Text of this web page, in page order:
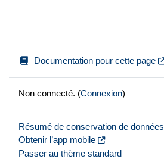
Documentation pour cette page
Non connecté. (Connexion)
Résumé de conservation de données
Obtenir l’app mobile
Passer au thème standard